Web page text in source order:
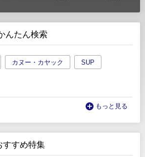
んたん検索
カヌー・カヤック SUP
もっと見る
すすめ特集